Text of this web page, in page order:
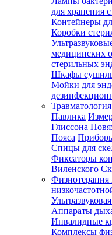
для хранения
Контейнеры
Коробки
медицинских
стерильных
Шкафы
Мойки для
Павлика
Глиссона
Пояса
Спицы для
Фиксаторы
Виленского
Физиотерапия
Аппараты
Инвалидные
Комплексы